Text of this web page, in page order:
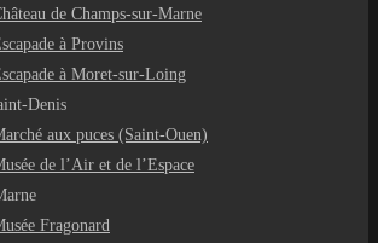
de Champs-sur-Marne
à Provins
à Moret-sur-Loing
Denis
aux puces (Saint-Ouen)
de l’Air et de l’Espace
Fragonard